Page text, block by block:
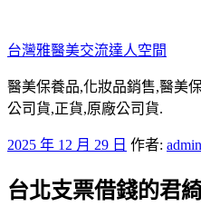
至
主
要
內
台灣雅醫美交流達人空間
醫美保養品,化妝品銷售,醫美
公司貨,正貨,原廠公司貨.
發
於
2025 年 12 月 29 日 作者: admin
台北支票借錢的君